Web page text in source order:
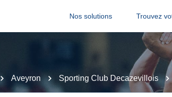
Nos solutions Trouvez
Aveyron Sporting Club Decazevillois